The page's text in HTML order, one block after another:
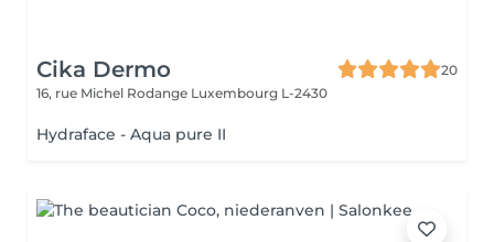
Cika Dermo
20
16, rue Michel Rodange Luxembourg L-2430
Hydraface - Aqua pure II